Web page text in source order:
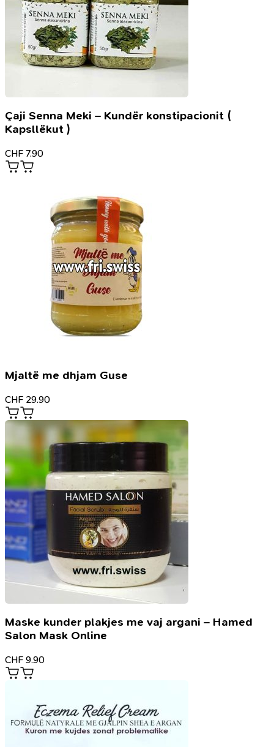
Çaji Senna Meki – Kundër konstipacionit (
Kapsllëkut )
CHF 7.90
Mjaltë me dhjam Guse
CHF 29.90
Maske kunder plakjes me vaj argani – Hamed
Salon Mask Online
CHF 9.90